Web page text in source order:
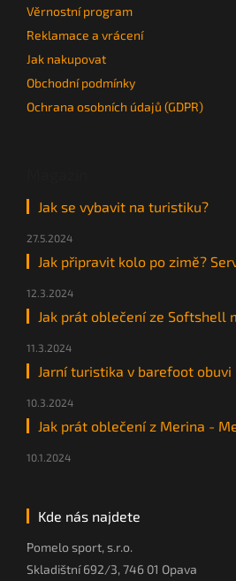
Věrnostní program
Reklamace a vrácení
Jak nakupovat
Obchodní podmínky
Ochrana osobních údajů (GDPR)
Jak se vybavit na turistiku?
27.5.2024
Jak připravit kolo po zimě?
12.3.2024
Jak prát oblečení ze Softshell
11.3.2024
Jarní turistika v barefoot obuvi
10.3.2024
Jak prát oblečení z Merina -
10.1.2024
Kde nás najdete
Pomelo sport, s.r.o.
Skladištní 692/3, 746 01 Opava